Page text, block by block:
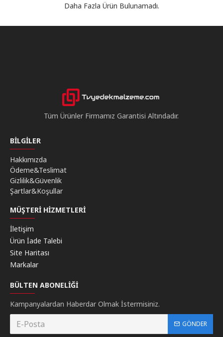
Daha Fazla Ürün Bulunamadı.
Tüm Ürünler Firmamız Garantisi Altındadır.
BILGILER
Hakkımızda
Ödeme&Teslimat
Gizlilik&Güvenlik
Şartlar&Koşullar
MÜŞTERI HIZMETLERI
İletişim
Ürün İade Talebi
Site Haritası
Markalar
BÜLTEN ABONELIĞI
Kampanyalardan Haberdar Olmak İstermisiniz.
GÖNDER